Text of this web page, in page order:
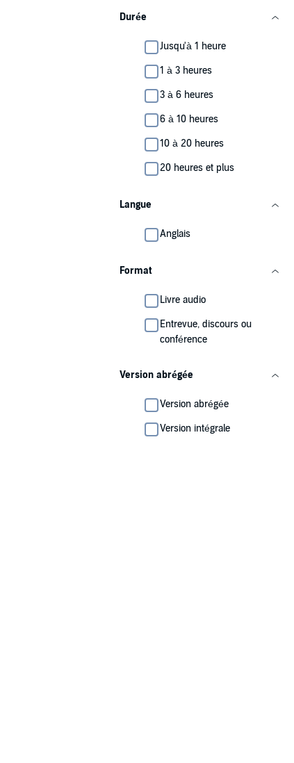
Durée
Jusqu'à 1 heure
1 à 3 heures
3 à 6 heures
6 à 10 heures
10 à 20 heures
20 heures et plus
Langue
Anglais
Format
Livre audio
Entrevue, discours ou
conférence
Version abrégée
Version abrégée
Version intégrale